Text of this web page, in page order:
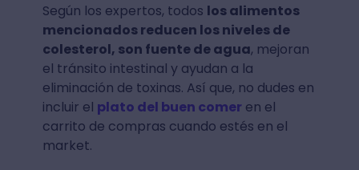
Según los expertos, todos los alimentos
mencionados reducen los niveles de
colesterol, son fuente de agua, mejoran
el tránsito intestinal y ayudan a la
eliminación de toxinas. Así que, no dudes en
incluir el plato del buen comer en el
carrito de compras cuando estés en el
market.